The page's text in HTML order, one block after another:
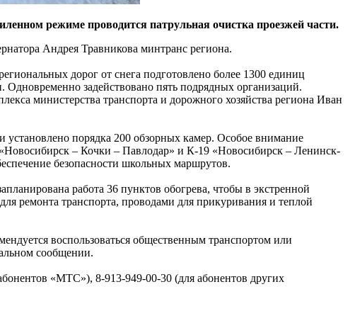
режиме проводится патрульная очистка проезжей части.
Андрея Травникова минтранс региона.
дорог от снега подготовлено более 1300 единиц
задействовано пять подрядных организаций.
министерства транспорта и дорожного хозяйства региона Иван
установлено порядка 200 обзорных камер. Особое внимание
– Кочки – Павлодар» и К-19 «Новосибирск – Ленинск-
безопасности школьных маршрутов.
работа 36 пунктов обогрева, чтобы в экстренной
ремонта транспорта, проводами для прикуривания и теплой
воспользоваться общественным транспортом или
сообщении.
«МТС»), 8-913-949-00-30 (для абонентов других